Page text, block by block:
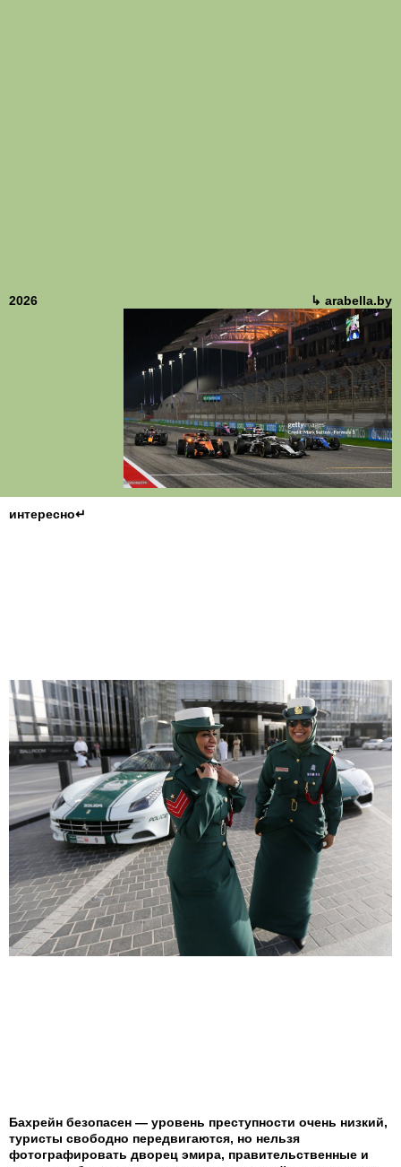
2026 ↳ arabella.by
интересно↵
Бахрейн безопасен — уровень преступности очень низкий,
туристы свободно передвигаются, но нельзя
фотографировать дворец эмира, правительственные и